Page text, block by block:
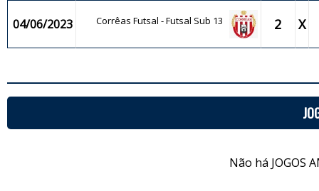
04/06/2023 Corrêas Futsal - Futsal Sub 13 2 X
Não há JOGOS